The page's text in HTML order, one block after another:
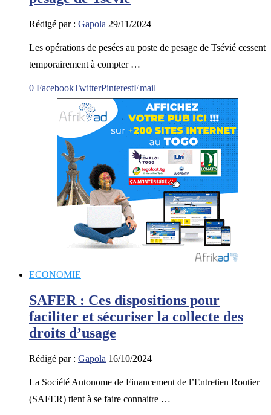
Rédigé par : Gapola 29/11/2024
Les opérations de pesées au poste de pesage de Tsévié cessent
temporairement à compter …
0 FacebookTwitterPinterestEmail
ECONOMIE
SAFER : Ces dispositions pour
faciliter et sécuriser la collecte des
droits d’usage
Rédigé par : Gapola 16/10/2024
La Société Autonome de Financement de l’Entretien Routier
(SAFER) tient à se faire connaitre …